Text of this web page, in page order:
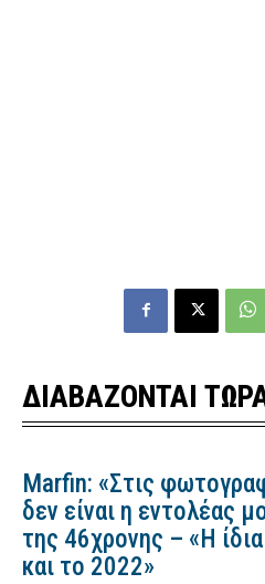
ΔΙΑΒΑΖΟΝΤΑΙ
Marfin: «Στις
δεν είναι η εντολέας
της 46χρονης – «Η
και το 2022»